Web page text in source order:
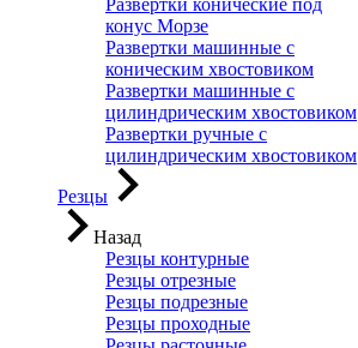
Развертки конические под
конус Морзе
Развертки машинные с
коническим хвостовиком
Развертки машинные с
цилиндрическим хвостовиком
Развертки ручные с
цилиндрическим хвостовиком
Резцы
Назад
Резцы контурные
Резцы отрезные
Резцы подрезные
Резцы проходные